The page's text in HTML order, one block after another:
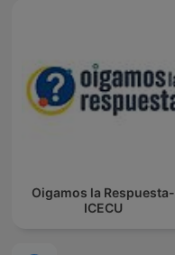
Oigamos la Respuesta-
ICECU